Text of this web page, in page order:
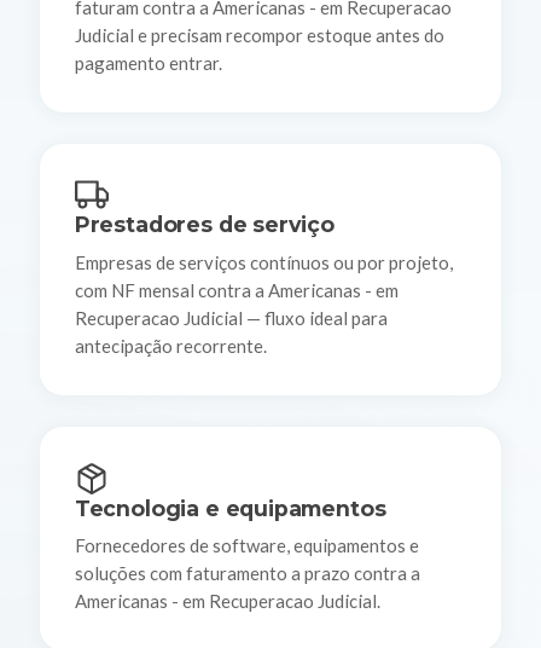
faturam contra a Americanas - em Recuperacao
Judicial e precisam recompor estoque antes do
pagamento entrar.
Prestadores de serviço
Empresas de serviços contínuos ou por projeto,
com NF mensal contra a Americanas - em
Recuperacao Judicial — fluxo ideal para
antecipação recorrente.
Tecnologia e equipamentos
Fornecedores de software, equipamentos e
soluções com faturamento a prazo contra a
Americanas - em Recuperacao Judicial.